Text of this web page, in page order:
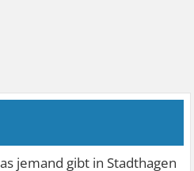
jemand gibt in Stadthagen